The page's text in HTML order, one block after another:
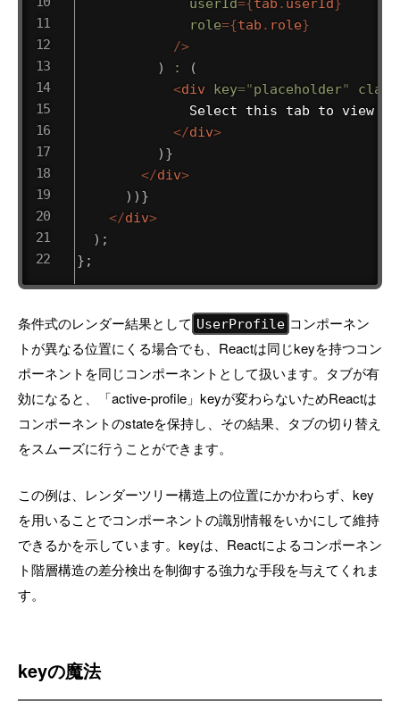
role={tab . role}
/>
)
:
(
<div key="placeholder"
              Select this tab to view
</div>
) }
</div>
) ) }
</div>
) ;
} ;
条件式のレンダー結果として UserProfile コンポーネン
トが異なる位置にくる場合でも、Reactは同じkeyを持つコン
ポーネントを同じコンポーネントとして扱います。タブが有
効になると、「active-profile」keyが変わらないためReactは
コンポーネントのstateを保持し、その結果、タブの切り替え
をスムーズに行うことができます。
この例は、レンダーツリー構造上の位置にかかわらず、key
を用いることでコンポーネントの識別情報をいかにして維持
できるかを示しています。keyは、Reactによるコンポーネン
ト階層構造の差分検出を制御する強力な手段を与えてくれま
す。
keyの魔法